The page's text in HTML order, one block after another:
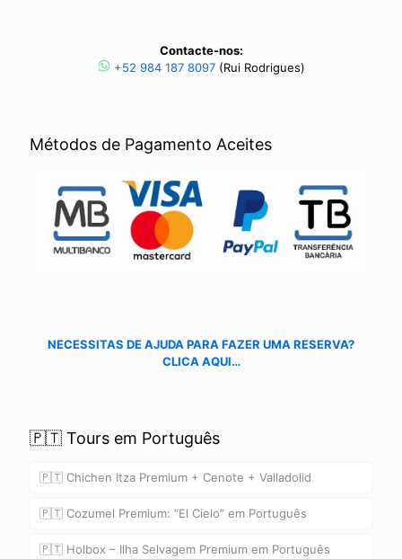
Contacte-nos:
+52 984 187 8097(Rui Rodrigues)
Métodos de Pagamento Aceites
NECESSITAS DE AJUDA PARA FAZER UMA RESERVA?
CLICA AQUI…
🇵🇹 Tours em Português
🇵🇹 Chichen Itza Premium + Cenote + Valladolid
🇵🇹 Cozumel Premium: “El Cielo” em Português
🇵🇹 Holbox – Ilha Selvagem Premium em Português